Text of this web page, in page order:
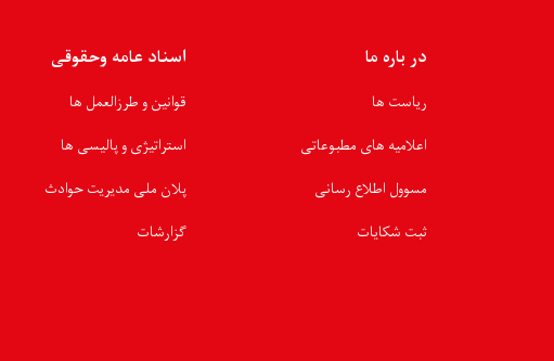
در باره ما
ریاست ها
اعلامیه های مطبوعاتی
مسوول اطلاع رسانی
ثبت شکایات
اسناد عامه وحقوقی
قوانین و طرزالعمل ها
استراتیژی و پالیسی ها
پلان ملی مدیریت حوادث
گزارشات